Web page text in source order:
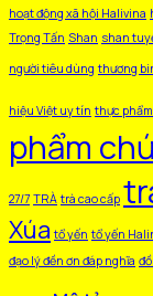
hoạt động xã hội Halivina
Trọng Tấn Shan shan
người tiêu dùng thương
hiệu Việt uy tín thực
phẩm
27/7 TRÀ trà cao cấp
Xúa tổ yến tổ yến
đạo lý đền ơn đáp nghĩa